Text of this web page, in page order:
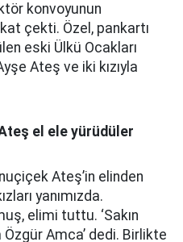
konvoyunun
çekti. Özel, pankartı
eski Ülkü Ocakları
Ateş ve iki kızıyla
el ele yürüdüler
Ateş’in elinden
yanımızda.
elimi tuttu. ‘Sakın
Amca’ dedi. Birlikte